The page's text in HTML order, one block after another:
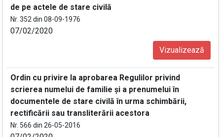
de pe actele de stare civilă
Nr. 352 din 08-09-1976
07/02/2020
Vizualizează
Ordin cu privire la aprobarea Regulilor privind
scrierea numelui de familie şi a prenumelui în
documentele de stare civilă în urma schimbării,
rectificării sau transliterării acestora
Nr. 566 din 26-05-2016